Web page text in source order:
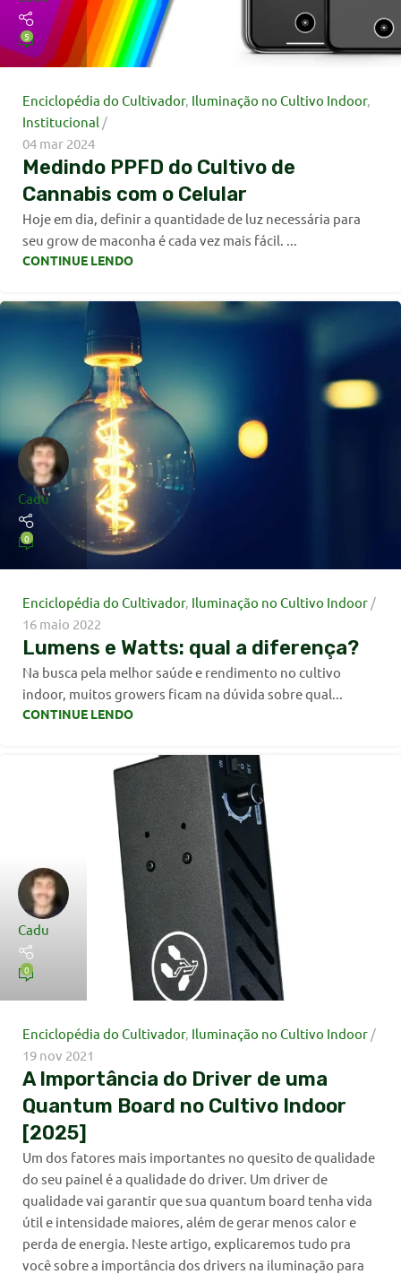
5
Enciclopédia do Cultivador, Iluminação no Cultivo Indoor,
Institucional
04 mar 2024
Medindo PPFD do Cultivo de
Cannabis com o Celular
Hoje em dia, definir a quantidade de luz necessária para
seu grow de maconha é cada vez mais fácil. ...
CONTINUE LENDO
Cadu
0
Enciclopédia do Cultivador, Iluminação no Cultivo Indoor
16 maio 2022
Lumens e Watts: qual a diferença?
Na busca pela melhor saúde e rendimento no cultivo
indoor, muitos growers ficam na dúvida sobre qual...
CONTINUE LENDO
Cadu
0
Enciclopédia do Cultivador, Iluminação no Cultivo Indoor
19 nov 2021
A Importância do Driver de uma
Quantum Board no Cultivo Indoor
[2025]
Um dos fatores mais importantes no quesito de qualidade
do seu painel é a qualidade do driver. Um driver de
qualidade vai garantir que sua quantum board tenha vida
útil e intensidade maiores, além de gerar menos calor e
perda de energia. Neste artigo, explicaremos tudo pra
você sobre a importância dos drivers na iluminação para